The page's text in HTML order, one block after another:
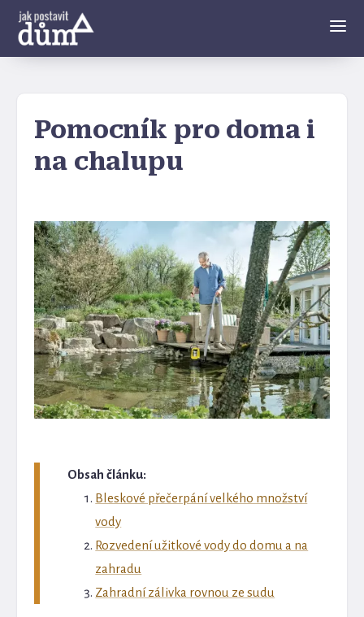
Pomocník pro doma i
na chalupu
Obsah článku:
Bleskové přečerpání velkého množství
vody
Rozvedení užitkové vody do domu a na
zahradu
Zahradní zálivka rovnou ze sudu